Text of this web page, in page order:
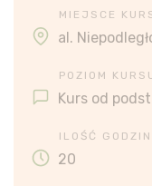
MIEJSCE
al.
POZIOM
Kurs od
ILOŚĆ GODZIN
20